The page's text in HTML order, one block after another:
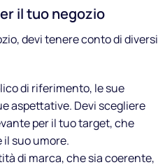
il tuo negozio
devi tenere conto di diversi
di riferimento, le sue
aspettative. Devi scegliere
per il tuo target, che
suo umore.
di marca, che sia coerente,